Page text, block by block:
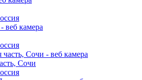
Сочи